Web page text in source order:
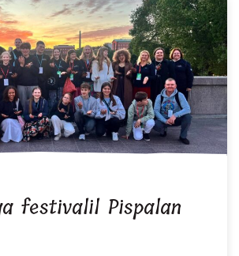
festivalil Pispalan